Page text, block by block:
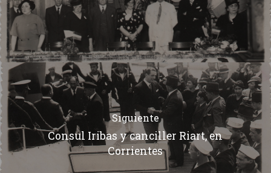
Siguiente
Consul Iribas y canciller Riart, en
Corrientes